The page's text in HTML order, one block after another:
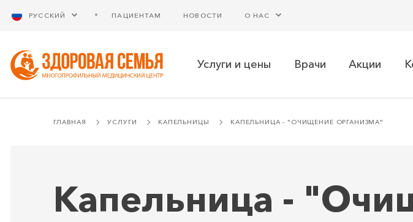
РУССКИЙ ПАЦИЕНТАМ НОВОСТИ О НАС
Услуги и цены Врачи Акции
ГЛАВНАЯ УСЛУГИ КАПЕЛЬНИЦЫ КАПЕЛЬНИЦА - "ОЧИЩЕНИЕ ОРГАНИЗМА"
Капельница -